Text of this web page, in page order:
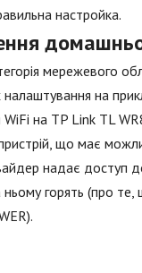
настройка.
мережевого
налаштування на
WiFi на TP Link TL
що має
надає доступ
ньому горять (про